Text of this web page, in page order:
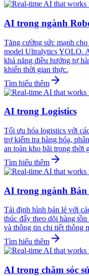
AI trong ngành
Tăng cường sức mạnh
model Ultralytics YOLO.
khả năng điều hướng tự
khiển thời gian thực.
Tìm hiểu thêm
AI trong Logistics
Tối ưu hóa logistics với
trợ kiểm tra hàng hóa,
an toàn kho bãi trong thời
Tìm hiểu thêm
AI trong ngành Bán
Tái định hình bán lẻ với
thúc đẩy theo dõi hàng
và thông tin chi tiết thông
Tìm hiểu thêm
AI trong chăm sóc